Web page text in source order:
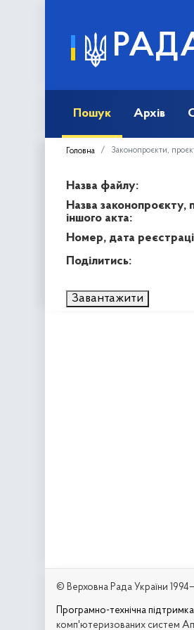
Пошук Архів
Головна Законопроєкти,
Назва файлу:
Назва законопроєкту,
іншого акта:
Номер, дата
Поділитись:
Завантажити
© Верховна Рада України
Програмно-технічна підтримка
комп'ютеризованих систем